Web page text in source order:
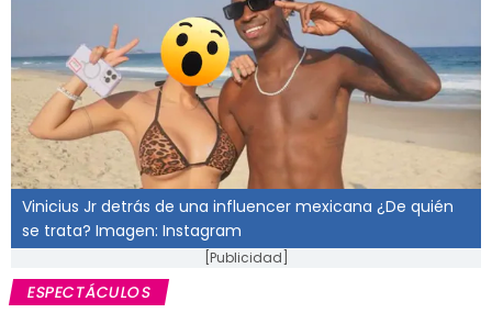
Vinicius Jr detrás de una influencer mexicana ¿De quién
se trata? Imagen: Instagram
[Publicidad]
ESPECTÁCULOS